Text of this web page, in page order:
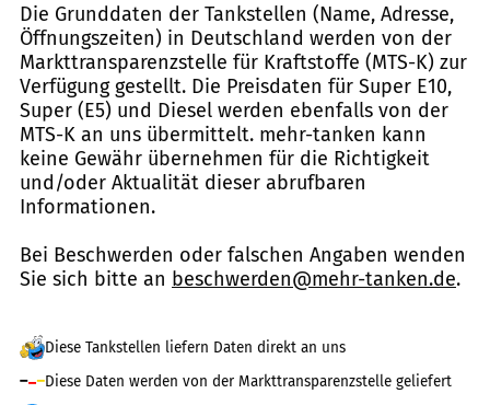
Die Grunddaten der Tankstellen (Name, Adresse,
Öffnungszeiten) in Deutschland werden von der
Markttransparenzstelle für Kraftstoffe (MTS-K) zur
Verfügung gestellt. Die Preisdaten für Super E10,
Super (E5) und Diesel werden ebenfalls von der
MTS-K an uns übermittelt. mehr-tanken kann
keine Gewähr übernehmen für die Richtigkeit
und/oder Aktualität dieser abrufbaren
Informationen.
Bei Beschwerden oder falschen Angaben wenden
Sie sich bitte an beschwerden@mehr-tanken.de.
Diese Tankstellen liefern Daten direkt an uns
Diese Daten werden von der Markttransparenzstelle geliefert